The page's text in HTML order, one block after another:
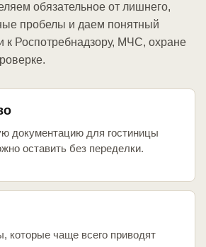
обязательное от лишнего,
пробелы и даем понятный
к Роспотребнадзору, МЧС, охране
документацию для гостиницы
оставить без переделки.
которые чаще всего приводят